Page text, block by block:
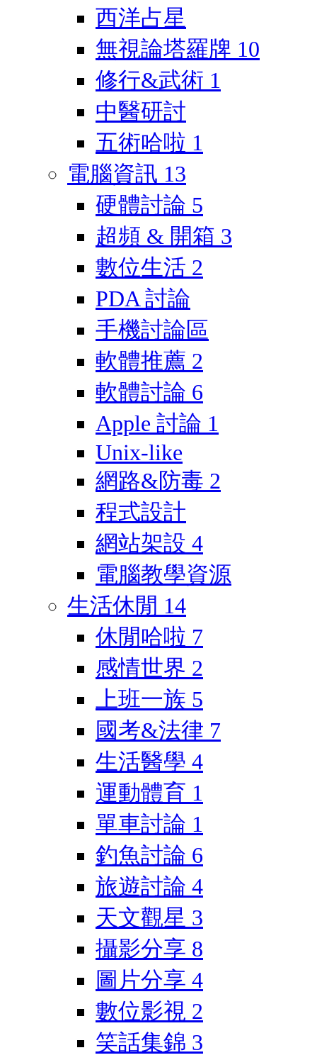
西洋占星
無視論塔羅牌 10
修行&武術 1
中醫研討
五術哈啦 1
電腦資訊 13
硬體討論 5
超頻 & 開箱 3
數位生活 2
PDA 討論
手機討論區
軟體推薦 2
軟體討論 6
Apple 討論 1
Unix-like
網路&防毒 2
程式設計
網站架設 4
電腦教學資源
生活休閒 14
休閒哈啦 7
感情世界 2
上班一族 5
國考&法律 7
生活醫學 4
運動體育 1
單車討論 1
釣魚討論 6
旅遊討論 4
天文觀星 3
攝影分享 8
圖片分享 4
數位影視 2
笑話集錦 3